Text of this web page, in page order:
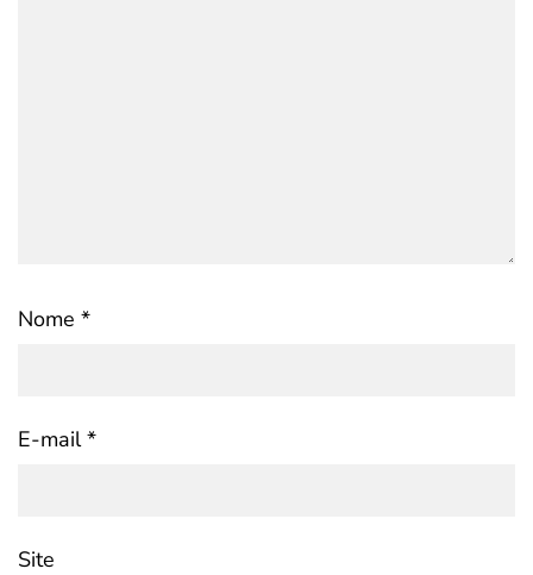
Nome *
E-mail*
Site